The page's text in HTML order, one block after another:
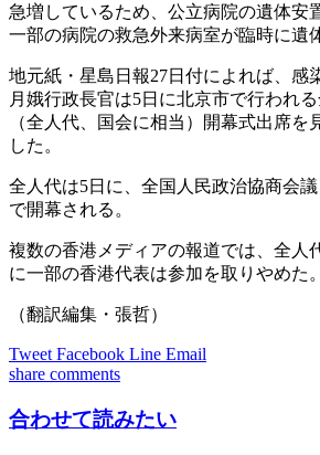
急増しているため、公立病院の遺体安
一部の病院の救急外来病室が臨時に遺
地元紙・星島日報27日付によれば、感
月娥行政長官は5日に北京市で行われ
（全人代、国会に相当）開幕式出席を
した。
全人代は5日に、全国人民政治協商会
で開幕される。
複数の香港メディアの報道では、全人
に一部の香港代表は参加を取りやめた。
（翻訳編集・張哲）
Tweet Facebook Line Email
share comments
合わせて読みたい